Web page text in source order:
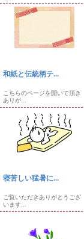
和紙と伝統柄テ...
こちらのページを開いて頂き
ありが...
寝苦しい猛暑に...
ご覧いただきありがとうござ
います...